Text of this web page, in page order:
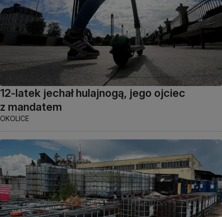
12-latek jechał hulajnogą, jego ojciec
z mandatem
OKOLICE